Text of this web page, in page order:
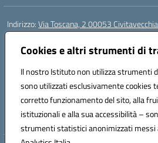
Cookies e altri strumenti di
Il nostro Istituto non utilizza strumenti
sono utilizzati esclusivamente cookies
corretto funzionamento del sito, alla
istituzionali e alla sua accessibilità –
strumenti statistici anonimizzati messi
Indirizzo:Via Toscana, 2 00053
Centralino:
Posta elettronica certificata (PEC):
Codice fiscale: 91038380589
Codice meccanografico:RMIC8B900G
Codice Indice delle Pubbliche
Codice unico di fatturazione (CUF): UFP4NO